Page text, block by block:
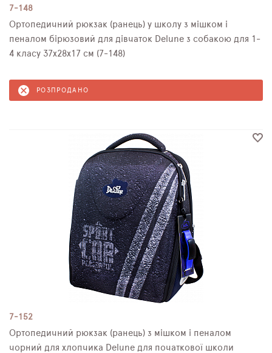
7-148
Ортопедичний рюкзак (ранець) у школу з мішком і
пеналом бірюзовий для дівчаток Delune з собакою для 1-
4 класу 37х28х17 см (7-148)
РОЗПРОДАНО
7-152
Ортопедичний рюкзак (ранець) з мішком і пеналом
чорний для хлопчика Delune для початкової школи